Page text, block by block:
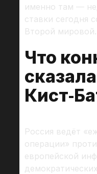
именно там —
ставки сегодня
Второй мировой.
Что
сказала
Россия ведёт
операции»
европейской